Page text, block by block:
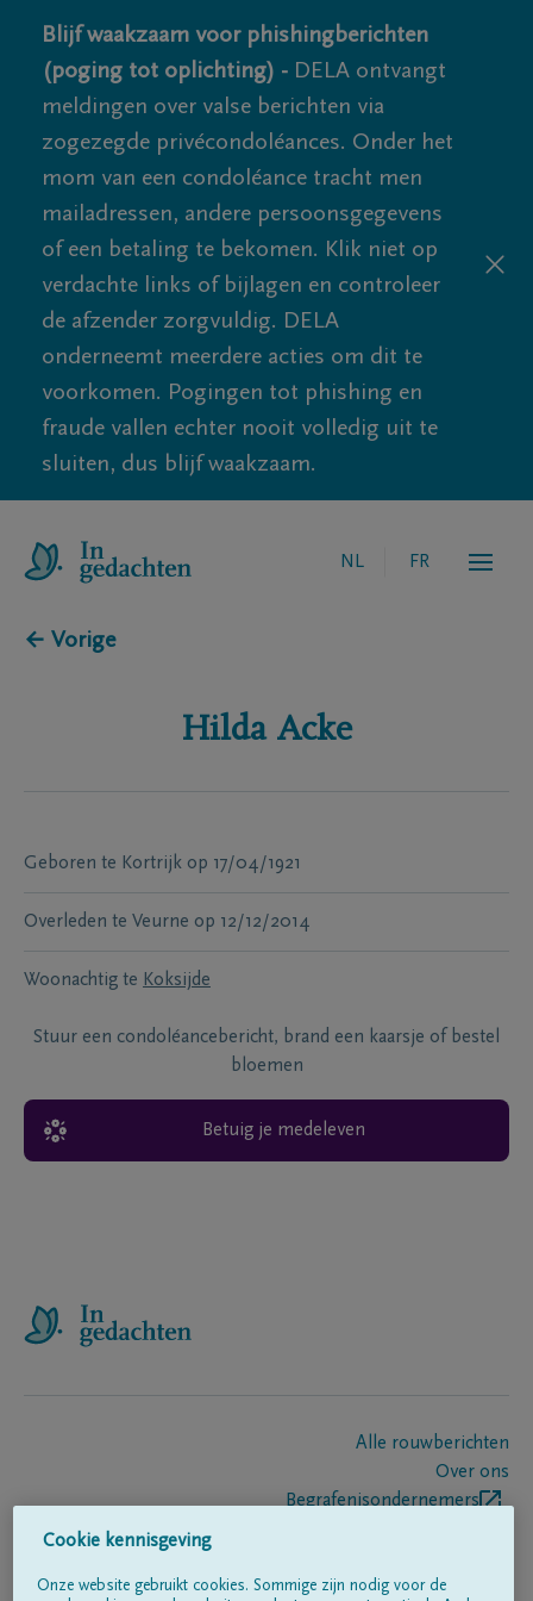
Blijf waakzaam voor phishingberichten
(poging tot oplichting) - DELA ontvangt
meldingen over valse berichten via
zogezegde privécondoléances. Onder het
mom van een condoléance tracht men
mailadressen, andere persoonsgegevens
of een betaling te bekomen. Klik niet op
verdachte links of bijlagen en controleer
de afzender zorgvuldig. DELA
onderneemt meerdere acties om dit te
voorkomen. Pogingen tot phishing en
fraude vallen echter nooit volledig uit te
sluiten, dus blijf waakzaam.
NL FR
← Vorige
Hilda Acke
Geboren te Kortrijk op 17/04/1921
Overleden te Veurne op 12/12/2014
Woonachtig te Koksijde
Stuur een condoléancebericht, brand een kaarsje of bestel
bloemen
Betuig je medeleven
Alle rouwberichten
Over ons
Begrafenisondernemers
Cookie kennisgeving
Onze website gebruikt cookies. Sommige zijn nodig voor de